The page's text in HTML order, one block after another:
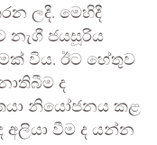
ලදී. මෙහිදී
ජයසූරිය
විය. ඊට හේතුව
ද
නියෝජනය කළ
අලියා වීම ද යන්න